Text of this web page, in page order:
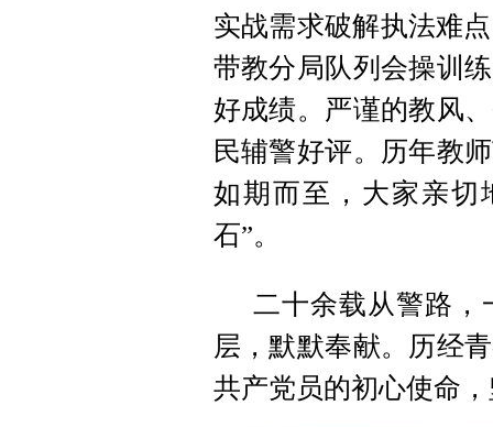
实战需求破解执法难
带教分局队列会操训
好成绩。严谨的教风
民辅警好评。历年教
如期而至，大家亲切
石”。
二十余载从警路，
层，默默奉献。历经
共产党员的初心使命